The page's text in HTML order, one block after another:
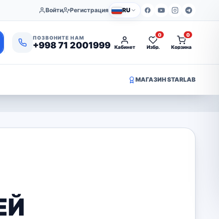
Войти Регистрация RU
ПОЗВОНИТЕ НАМ
+998 71 2001999 Кабинет Избр.
0
Корзина
0
МАГАЗИН STARLAB